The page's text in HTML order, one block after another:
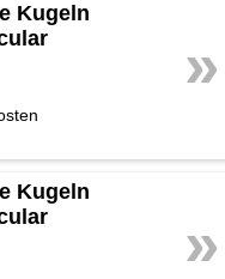
»
Kugeln
»
Kugeln